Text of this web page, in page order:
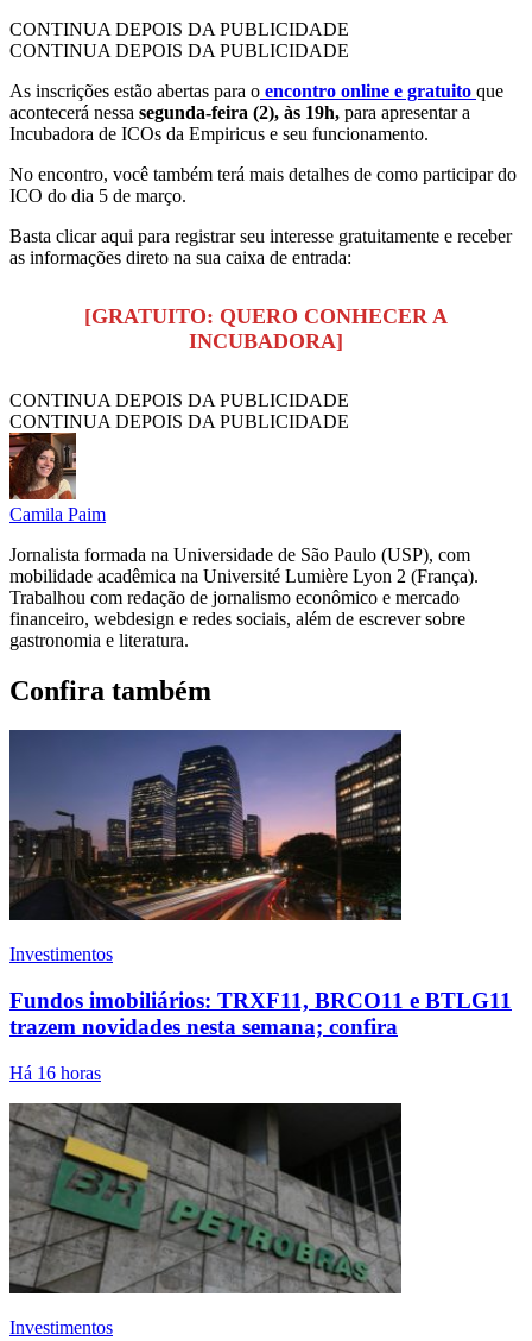
CONTINUA DEPOIS DA PUBLICIDADE
CONTINUA DEPOIS DA PUBLICIDADE
As inscrições estão abertas para o encontro online e gratuito que
acontecerá nessa segunda-feira (2), às 19h, para apresentar a
Incubadora de ICOs da Empiricus e seu funcionamento.
No encontro, você também terá mais detalhes de como participar do
ICO do dia 5 de março.
Basta clicar aqui para registrar seu interesse gratuitamente e receber
as informações direto na sua caixa de entrada:
[GRATUITO: QUERO CONHECER A
INCUBADORA]
CONTINUA DEPOIS DA PUBLICIDADE
CONTINUA DEPOIS DA PUBLICIDADE
Camila Paim
Jornalista formada na Universidade de São Paulo (USP), com
mobilidade acadêmica na Université Lumière Lyon 2 (França).
Trabalhou com redação de jornalismo econômico e mercado
financeiro, webdesign e redes sociais, além de escrever sobre
gastronomia e literatura.
Confira também
Investimentos
Fundos imobiliários: TRXF11, BRCO11 e BTLG11
trazem novidades nesta semana; confira
Há 16 horas
Investimentos